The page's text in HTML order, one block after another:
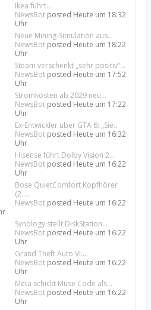
Ikea führt...
NewsBot posted Heute um 18:32
Uhr
Neue Mining-Simulation aus...
NewsBot posted Heute um 18:22
Uhr
Steam verschenkt „sehr positiv“...
NewsBot posted Heute um 17:52
Uhr
Stromkosten ab 2029 neu...
NewsBot posted Heute um 17:22
Uhr
Ex-Entwickler über GTA 6: „Sie...
NewsBot posted Heute um 16:32
Uhr
Hisense führt Dolby Vision 2...
NewsBot posted Heute um 16:22
Uhr
Bose QuietComfort Kopfhörer
(2....
NewsBot posted Heute um 16:22
Synology stellt DiskStation...
NewsBot posted Heute um 16:22
Uhr
Grand Theft Auto VI:...
NewsBot posted Heute um 16:22
Uhr
Meta schickt Muse Code als...
NewsBot posted Heute um 16:22
Uhr